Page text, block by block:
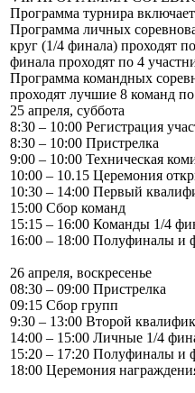
Программа турнира
Программа личных
круг (1/4 финала) проходят
финала проходят по 4
Программа командных
проходят лучшие 8 команд
25 апреля, суббота
8:30 – 10:00 Регистрация
8:30 – 10:00 Пристрелка
9:00 – 10:00 Техническая
10:00 – 10.15 Церемония
10:30 – 14:00 Первый
15:00 Сбор команд
15:15 – 16:00 Команды 1/4
16:00 – 18:00 Полуфиналы и
26 апреля, воскресенье
08:30 – 09:00 Пристрелка
09:15 Сбор групп
9:30 – 13:00 Второй
14:00 – 15:00 Личные 1/4
15:20 – 17:20 Полуфиналы и
18:00 Церемония